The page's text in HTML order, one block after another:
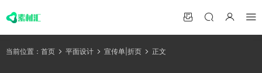
当前位置： 首页 平面设计 宣传单|折页 正文